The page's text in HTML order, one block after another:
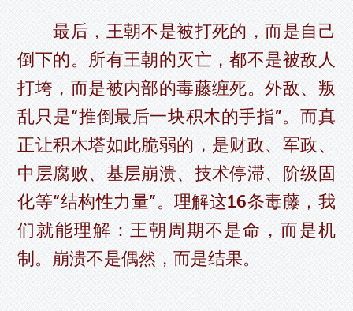
最后，王朝不是被打死的，而是自己
倒下的。所有王朝的灭亡，都不是被敌人
打垮，而是被内部的毒藤缠死。外敌、叛
乱只是“推倒最后一块积木的手指”。而真
正让积木塔如此脆弱的，是财政、军政、
中层腐败、基层崩溃、技术停滞、阶级固
化等“结构性力量”。理解这16条毒藤，我
们就能理解：王朝周期不是命，而是机
制。崩溃不是偶然，而是结果。